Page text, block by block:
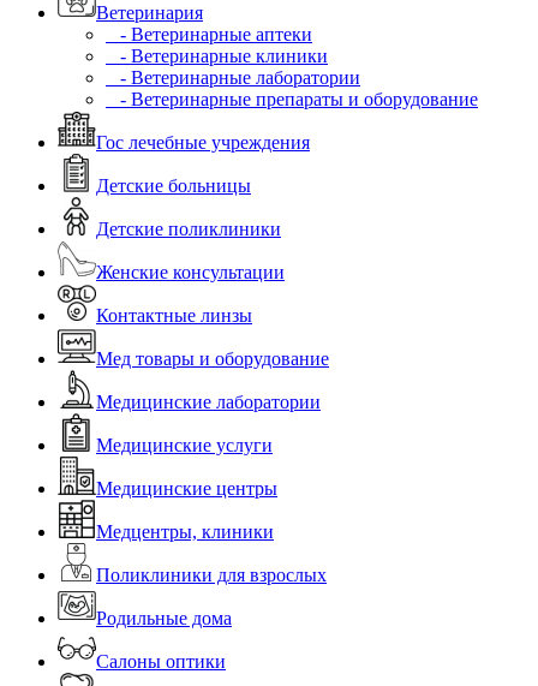
Ветеринария
- Ветеринарные аптеки
- Ветеринарные клиники
- Ветеринарные лаборатории
- Ветеринарные препараты и оборудование
Гос лечебные учреждения
Детские больницы
Детские поликлиники
Женские консультации
Контактные линзы
Мед товары и оборудование
Медицинские лаборатории
Медицинские услуги
Медицинские центры
Медцентры, клиники
Поликлиники для взрослых
Родильные дома
Салоны оптики